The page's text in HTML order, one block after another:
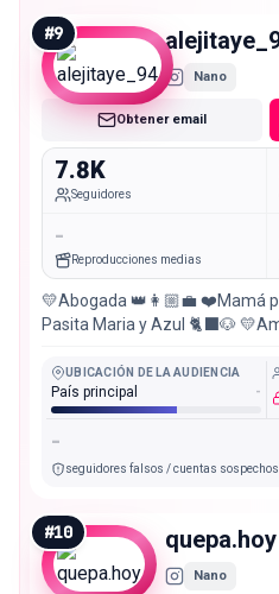
#9
Nano
Obtener email
7.8K
Seguidores
-
Reproducciones medias
💛Abogada 👑👩🏼‍💼 ❤️Mamá
Pasita Maria y Azul 🐈‍⬛🐶
UBICACIÓN DE LA AUDIENCIA
País principal -
-
seguidores falsos / cuentas
#10 quepa.hoy
Nano